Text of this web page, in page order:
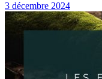
3 décembre 2024